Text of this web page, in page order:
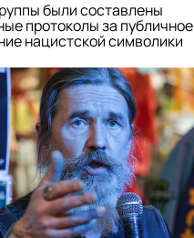
были составлены
протоколы за публичное
нацистской символики